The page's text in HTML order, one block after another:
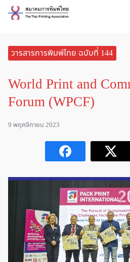
Skip
วารสารการพิมพ์ไทย ฉบับที่ 144
World Print and
Forum (WPCF)
9 พฤศจิกายน 2023